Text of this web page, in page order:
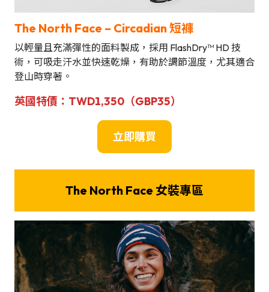
The North Face – Circadian 短褲
以輕量且充滿彈性的面料製成，採用 FlashDry™ HD 技
術，可吸走汗水並快速乾燥，有助於調節溫度，尤其適合
登山時穿著。
英國特價 ： TWD1,350（GBP35）
立即購買
The North Face 女裝專區